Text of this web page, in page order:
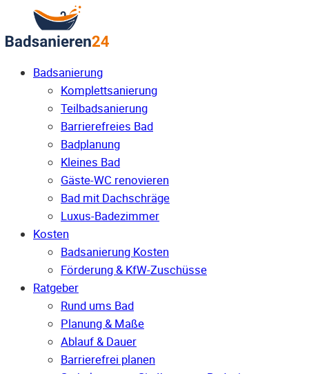
Badsanierung
Komplettsanierung
Teilbadsanierung
Barrierefreies Bad
Badplanung
Kleines Bad
Gäste-WC renovieren
Bad mit Dachschräge
Luxus-Badezimmer
Kosten
Badsanierung Kosten
Förderung & KfW-Zuschüsse
Ratgeber
Rund ums Bad
Planung & Maße
Ablauf & Dauer
Barrierefrei planen